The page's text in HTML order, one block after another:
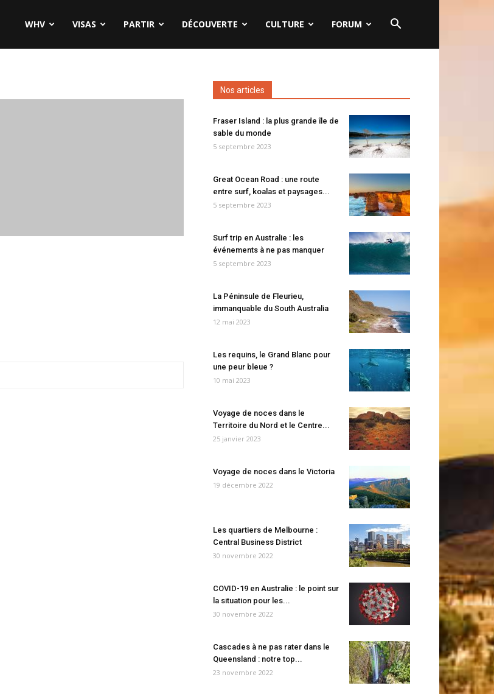
WHV VISAS PARTIR DÉCOUVERTE CULTURE FORUM
Nos articles
Fraser Island : la plus grande île de
sable du monde
5 septembre 2023
Great Ocean Road : une route
entre surf, koalas et paysages...
5 septembre 2023
Surf trip en Australie : les
événements à ne pas manquer
5 septembre 2023
La Péninsule de Fleurieu,
immanquable du South Australia
12 mai 2023
Les requins, le Grand Blanc pour
une peur bleue ?
10 mai 2023
Voyage de noces dans le
Territoire du Nord et le Centre...
25 janvier 2023
Voyage de noces dans le Victoria
19 décembre 2022
Les quartiers de Melbourne :
Central Business District
30 novembre 2022
COVID-19 en Australie : le point sur
la situation pour les...
30 novembre 2022
Cascades à ne pas rater dans le
Queensland : notre top...
23 novembre 2022